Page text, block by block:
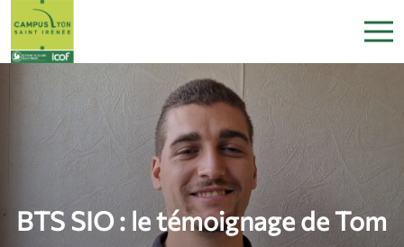
BTS SIO : le témoignage de Tom